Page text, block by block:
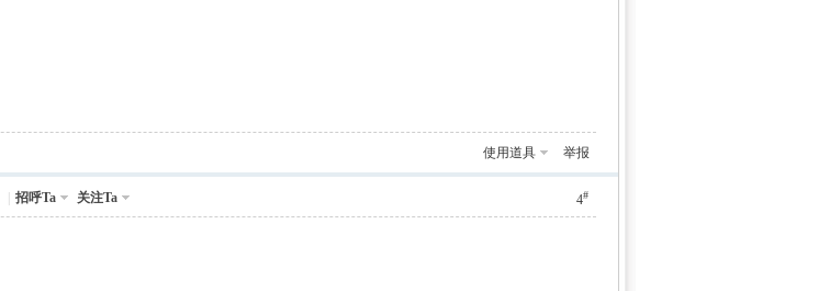
使用道具 举报
4#
招呼Ta 关注Ta